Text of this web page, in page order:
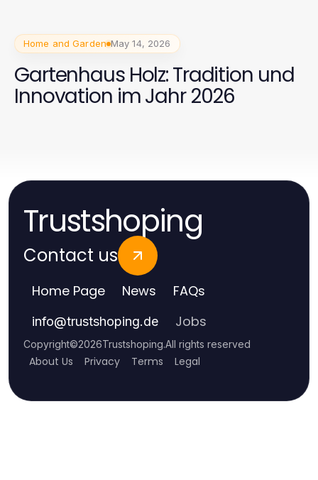
Home and Garden May 14, 2026
Gartenhaus Holz: Tradition und
Innovation im Jahr 2026
Trustshoping
Contact us
Home Page News FAQs
info@trustshoping.de Jobs
Copyright©2026Trustshoping.All rights reserved
About Us Privacy Terms Legal